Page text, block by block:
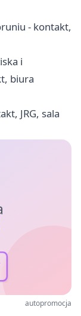
- kontakt,
i
biura
JRG, sala
autopromocja